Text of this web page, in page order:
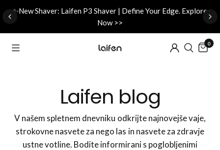
✨New Shaver: Laifen P3 Shaver | Define Your Edge. Explore
Now >>
0
Laifen blog
V našem spletnem dnevniku odkrijte najnovejše vaje,
strokovne nasvete za nego las in nasvete za zdravje
ustne votline. Bodite informirani s poglobljenimi